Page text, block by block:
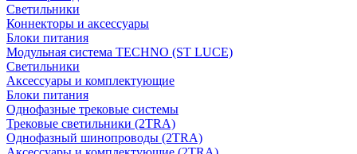
Светильники
Коннекторы и аксессуары
Блоки питания
Модульная система TECHNO (ST LUCE)
Светильники
Аксессуары и комплектующие
Блоки питания
Однофазные трековые системы
Трековые светильники (2TRA)
Однофазный шинопроводы (2TRA)